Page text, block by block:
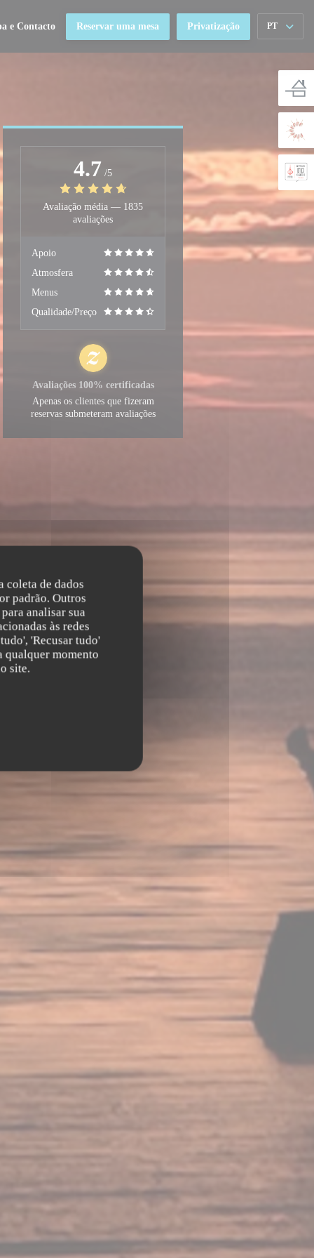
coleta de dados
padrão. Outros
analisar sua
às redes
'Recusar tudo'
qualquer momento
site.
e Contacto Reservar uma mesa Privatização PT
4.7 /5
Avaliação média — 1835
avaliações
Apoio
Atmosfera
Menus
Qualidade/Preço
Avaliações 100% certificadas
Apenas os clientes que fizeram
reservas submeteram avaliações